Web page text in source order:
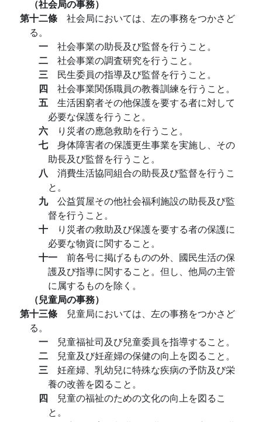
（社会局の事務）
第十二條 社会局においては、左の事務をつかさど
る。
一 社会事業の助長及び監督を行うこと。
二 社会事業の調査研究を行うこと。
三 民生委員の指導及び監督を行うこと。
四 社会事業関係職員の教養訓練を行うこと。
五 生活困窮者その他保護を要する者に対して
必要な保護を行うこと。
六
り災者の應急救助を行うこと。
七 身体障害者の保護更生事業を実施し、その
助長及び監督を行うこと。
八 消費生活協同組合の助長及び監督を行うこ
と。
九 公益質屋その他社会福利施設の助長及び監
督を行うこと。
十
り災者の救助及び保護を要する者の保護に
必要な物資に関すること。
十一 前各号に掲げるものの外、國民生活の保
護及び指導に関すること。但し、他局の主管
に属するものを除く。
（兒童局の事務）
第十三條 兒童局においては、左の事務をつかさど
る。
一 兒童福祉司及び兒童委員を指導すること。
二 兒童及び妊産婦の保健の向上を図ること。
三 妊産婦、乳幼兒に特殊な疾病の予防及び栄
養の改善を図ること。
四 兒童の福祉のための文化の向上を図るこ
と。